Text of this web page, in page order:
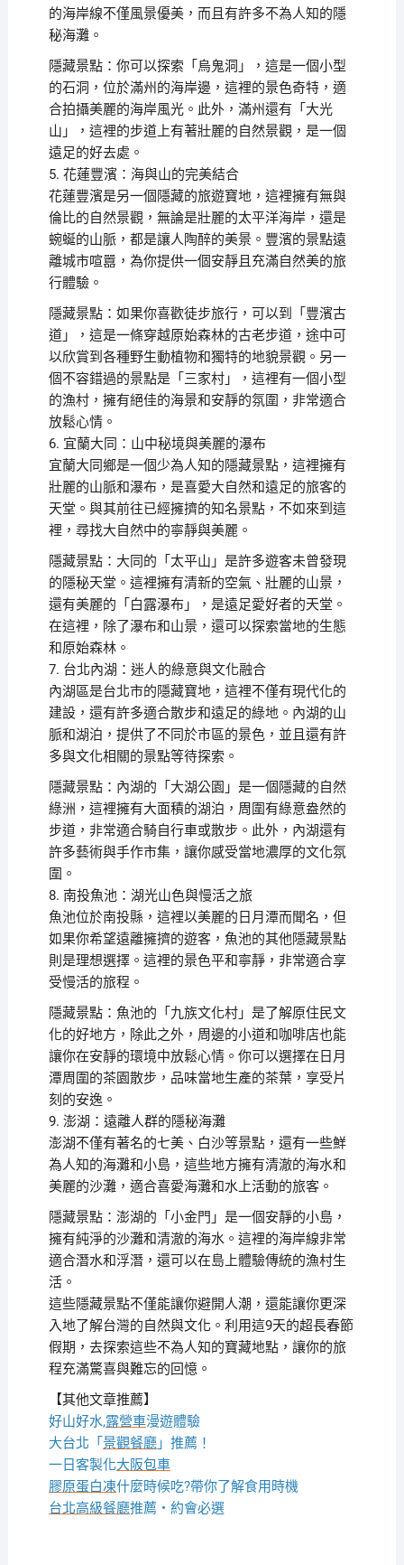
的海岸線不僅風景優美，而且有許多不為人知的隱
秘海灘。
隱藏景點：你可以探索「烏鬼洞」，這是一個小型
的石洞，位於滿州的海岸邊，這裡的景色奇特，適
合拍攝美麗的海岸風光。此外，滿州還有「大光
山」，這裡的步道上有著壯麗的自然景觀，是一個
遠足的好去處。
5. 花蓮豐濱：海與山的完美結合
花蓮豐濱是另一個隱藏的旅遊寶地，這裡擁有無與
倫比的自然景觀，無論是壯麗的太平洋海岸，還是
蜿蜒的山脈，都是讓人陶醉的美景。豐濱的景點遠
離城市喧囂，為你提供一個安靜且充滿自然美的旅
行體驗。
隱藏景點：如果你喜歡徒步旅行，可以到「豐濱古
道」，這是一條穿越原始森林的古老步道，途中可
以欣賞到各種野生動植物和獨特的地貌景觀。另一
個不容錯過的景點是「三家村」，這裡有一個小型
的漁村，擁有絕佳的海景和安靜的氛圍，非常適合
放鬆心情。
6. 宜蘭大同：山中秘境與美麗的瀑布
宜蘭大同鄉是一個少為人知的隱藏景點，這裡擁有
壯麗的山脈和瀑布，是喜愛大自然和遠足的旅客的
天堂。與其前往已經擁擠的知名景點，不如來到這
裡，尋找大自然中的寧靜與美麗。
隱藏景點：大同的「太平山」是許多遊客未曾發現
的隱秘天堂。這裡擁有清新的空氣、壯麗的山景，
還有美麗的「白露瀑布」，是遠足愛好者的天堂。
在這裡，除了瀑布和山景，還可以探索當地的生態
和原始森林。
7. 台北內湖：迷人的綠意與文化融合
內湖區是台北市的隱藏寶地，這裡不僅有現代化的
建設，還有許多適合散步和遠足的綠地。內湖的山
脈和湖泊，提供了不同於市區的景色，並且還有許
多與文化相關的景點等待探索。
隱藏景點：內湖的「大湖公園」是一個隱藏的自然
綠洲，這裡擁有大面積的湖泊，周圍有綠意盎然的
步道，非常適合騎自行車或散步。此外，內湖還有
許多藝術與手作市集，讓你感受當地濃厚的文化氛
圍。
8. 南投魚池：湖光山色與慢活之旅
魚池位於南投縣，這裡以美麗的日月潭而聞名，但
如果你希望遠離擁擠的遊客，魚池的其他隱藏景點
則是理想選擇。這裡的景色平和寧靜，非常適合享
受慢活的旅程。
隱藏景點：魚池的「九族文化村」是了解原住民文
化的好地方，除此之外，周邊的小道和咖啡店也能
讓你在安靜的環境中放鬆心情。你可以選擇在日月
潭周圍的茶園散步，品味當地生產的茶葉，享受片
刻的安逸。
9. 澎湖：遠離人群的隱秘海灘
澎湖不僅有著名的七美、白沙等景點，還有一些鮮
為人知的海灘和小島，這些地方擁有清澈的海水和
美麗的沙灘，適合喜愛海灘和水上活動的旅客。
隱藏景點：澎湖的「小金門」是一個安靜的小島，
擁有純淨的沙灘和清澈的海水。這裡的海岸線非常
適合潛水和浮潛，還可以在島上體驗傳統的漁村生
活。
這些隱藏景點不僅能讓你避開人潮，還能讓你更深
入地了解台灣的自然與文化。利用這9天的超長春節
假期，去探索這些不為人知的寶藏地點，讓你的旅
程充滿驚喜與難忘的回憶。
【其他文章推薦】
好山好水,露營車漫遊體驗
大台北「 景觀餐廳」推薦！
一日客製化大阪包車
膠原蛋白凍什麼時候吃?帶你了解食用時機
台北高級餐廳推薦・約會必選